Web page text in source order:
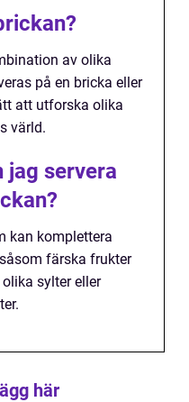
av olika
på en bricka eller
att utforska olika
värld.
jag servera
kan komplettera
färska frukter
sylter eller
här